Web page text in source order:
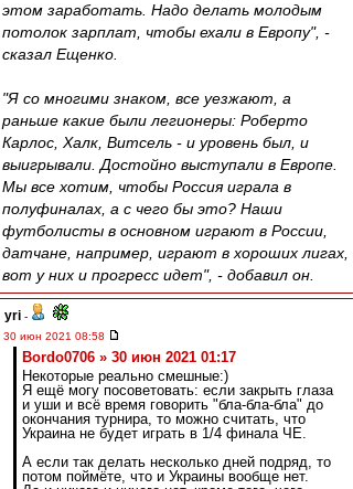
этом заработать. Надо делать молодым
потолок зарплат, чтобы ехали в Европу", -
сказал Ещенко.
"Я со многими знаком, все уезжают, а
раньше какие были легионеры: Роберто
Карлос, Халк, Витсель - и уровень был, и
выигрывали. Достойно выступали в Европе.
Мы все хотим, чтобы Россия играла в
полуфиналах, а с чего бы это? Наши
футболисты в основном играют в России,
датчане, например, играют в хороших лигах,
вот у них и прогресс идет", - добавил он.
yri -
30 июн 2021 08:58
Bordo0706 » 30 июн 2021 01:17
Некоторые реально смешные:)
Я ещё могу посоветовать: если закрыть глаза
и уши и всё время говорить "бла-бла-бла" до
окончания турнира, то можно считать, что
Украина не будет играть в 1/4 финала ЧЕ.
А если так делать несколько дней подряд, то
потом поймёте, что и Украины вообще нет.